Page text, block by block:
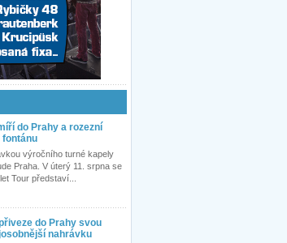
do Prahy a rozezní
fontánu
výročního turné kapely
Praha. V úterý 11. srpna se
Tour představí...
do Prahy svou
nahrávku